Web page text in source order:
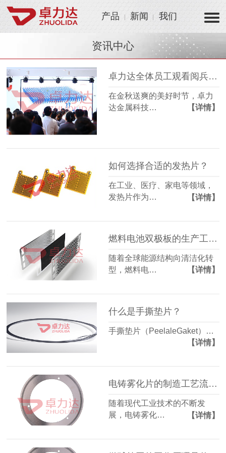
产品 新闻 我们
资讯中心
卓力达全体员工观看阅兵仪式 凝聚爱国情怀激发制造热情！
在金秋送爽的美好时节，卓力
达金属科技…
【详情】
如何选择合适的发热片？
在工业、医疗、家电等领域，
发热片作为…
【详情】
燃料电池双极板的生产工艺有哪些？
随着全球能源结构向清洁化转
型，燃料电…
【详情】
什么是手撕垫片？
手撕垫片（PeelaleGaket）…
【详情】
电铸雾化片的制造工艺流程是怎样的？
随着现代工业技术的不断发
展，电铸雾化…
【详情】